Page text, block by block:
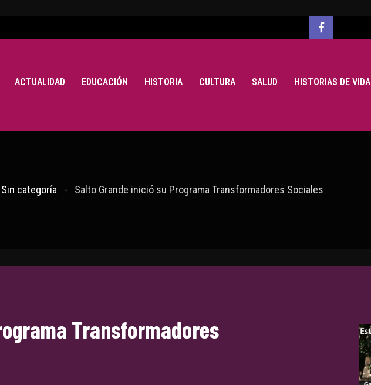
ACTUALIDAD EDUCACIÓN HISTORIA CULTURA SALUD HISTORIAS DE VIDA
Sin categoría Salto Grande inició su Programa Transformadores Sociales
Transformadores